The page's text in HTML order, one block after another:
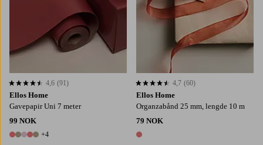
Ellos Home
Gavepapir Uni 7 meter
99 NOK
9 farger
+4
4,6 basert på 91 karaktergivninger
4,6 (91)
Ellos Home
Organzabånd 25 mm, lengde 10 m
79 NOK
1 farge
4,7 basert på 60 karaktergivninger
4,7 (60)